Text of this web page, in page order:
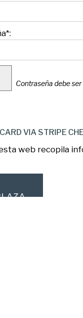
Contraseña debe
VIA STRIPE
web recopila